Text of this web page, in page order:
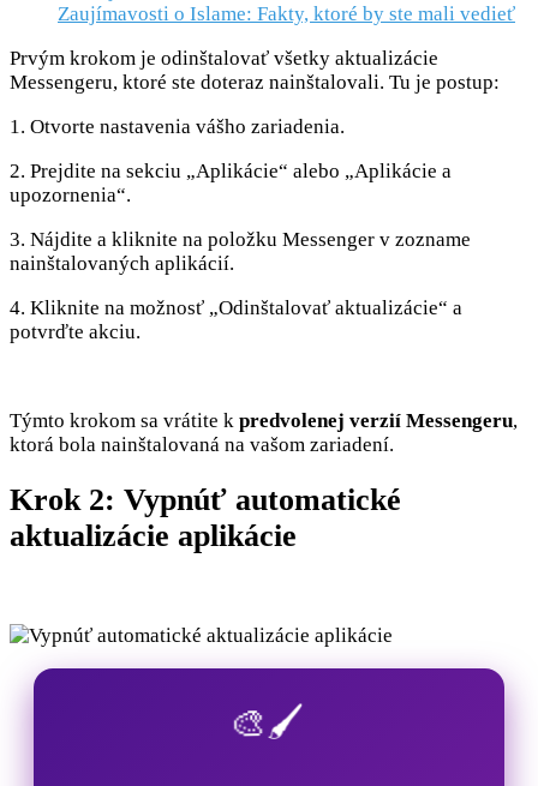
Zaujímavosti o Islame: Fakty, ktoré by ste mali vedieť
Prvým krokom je odinštalovať všetky aktualizácie
Messengeru, ktoré ste doteraz nainštalovali. Tu je postup:
1. Otvorte nastavenia vášho zariadenia.
2. Prejdite na sekciu „Aplikácie“ alebo „Aplikácie a
upozornenia“.
3. Nájdite a kliknite na položku Messenger v zozname
nainštalovaných aplikácií.
4. Kliknite na možnosť „Odinštalovať aktualizácie“ a
potvrďte akciu.
Týmto krokom sa vrátite k predvolenej verzií Messengeru,
ktorá bola nainštalovaná na vašom zariadení.
Krok 2: Vypnúť automatické
aktualizácie aplikácie
🎨🖌️